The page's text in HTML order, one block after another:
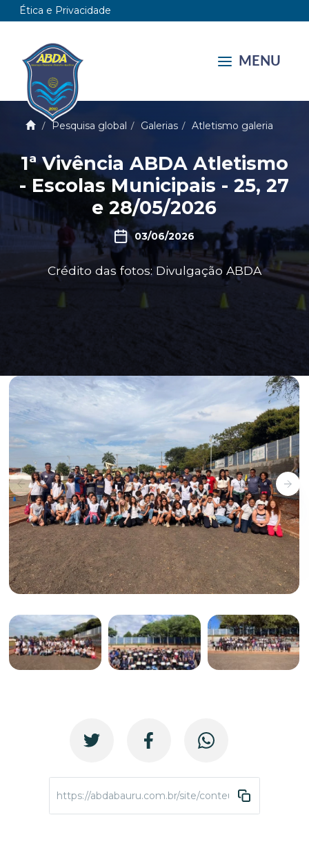
Ética e Privacidade
MENU
Pesquisa global Galerias Atletismo galeria
1ª Vivência ABDA Atletismo
- Escolas Municipais - 25, 27
e 28/05/2026
03/06/2026
Crédito das fotos: Divulgação ABDA
https://abdabauru.com.br/site/conteudo/4424-1-